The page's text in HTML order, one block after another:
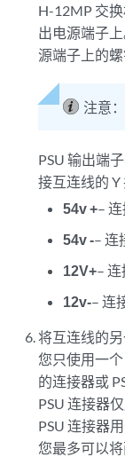
H-12MP 交
出电源端子
源端子上的
注意
PSU 输出端
接互连线的 Y
54v +– 连
54v -– 连
12V+– 连
12v-– 连
将互连线的
您只使用一
的连接器或
PSU 连接器
PSU 连接器
您最多可以将